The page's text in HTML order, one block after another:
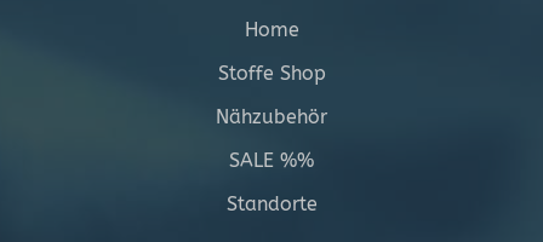
Home
Stoffe Shop
Nähzubehör
SALE %%
Standorte